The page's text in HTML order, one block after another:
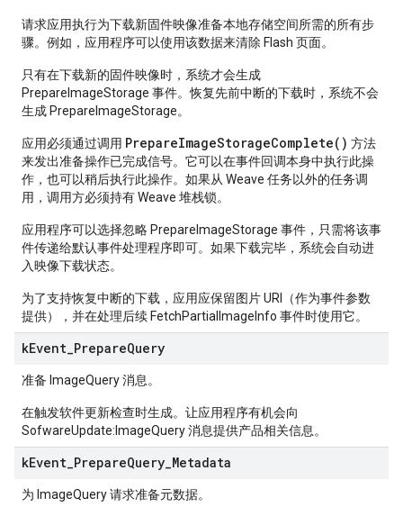
请求应用执行为下载新固件映像准备本地存储空间所需的所有步
骤。例如，应用程序可以使用该数据来清除 Flash 页面。
只有在下载新的固件映像时，系统才会生成
PrepareImageStorage 事件。恢复先前中断的下载时，系统不会
生成 PrepareImageStorage。
应用必须通过调用 PrepareImageStorageComplete() 方法
来发出准备操作已完成信号。它可以在事件回调本身中执行此操
作，也可以稍后执行此操作。如果从 Weave 任务以外的任务调
用，调用方必须持有 Weave 堆栈锁。
应用程序可以选择忽略 PrepareImageStorage 事件，只需将该事
件传递给默认事件处理程序即可。如果下载完毕，系统会自动进
入映像下载状态。
为了支持恢复中断的下载，应用应保留图片 URI（作为事件参数
提供），并在处理后续 FetchPartialImageInfo 事件时使用它。
kEvent PrepareQuery
准备 ImageQuery 消息。
在触发软件更新检查时生成。让应用程序有机会向
SofwareUpdate:ImageQuery 消息提供产品相关信息。
kEvent PrepareQuery Metadata
为 ImageQuery 请求准备元数据。